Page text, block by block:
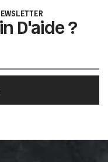
D'aide ?